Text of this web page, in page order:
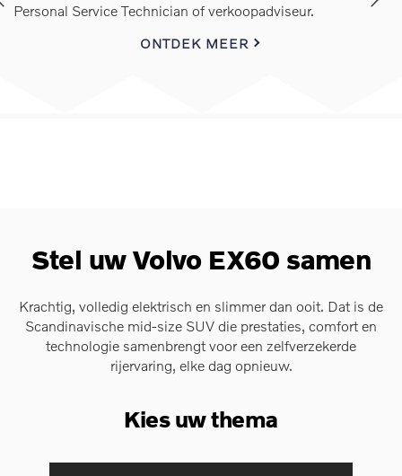
die overheerst.
ONTDEK MEER
Stel uw Volvo EX60 samen
Krachtig, volledig elektrisch en slimmer dan ooit. Dat is de
Scandinavische mid-size SUV die prestaties, comfort en
technologie samenbrengt voor een zelfverzekerde
rijervaring, elke dag opnieuw.
Kies uw thema